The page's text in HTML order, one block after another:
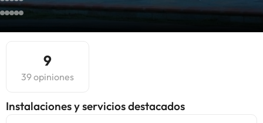
9
39 opiniones
Instalaciones y servicios destacados